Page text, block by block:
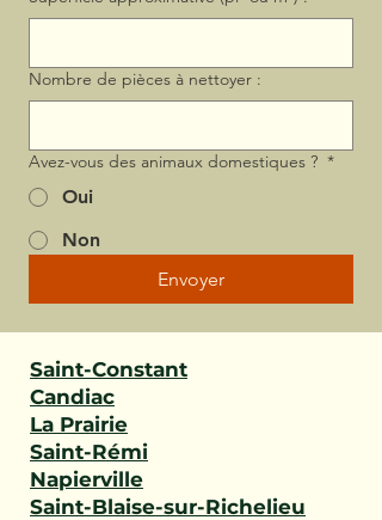
Nombre de pièces à nettoyer :
Avez-vous des animaux domestiques ? *
Oui
Non
Envoyer
Saint-Constant
Candiac
La Prairie
Saint-Rémi
Napierville
Saint-Blaise-sur-Richelieu